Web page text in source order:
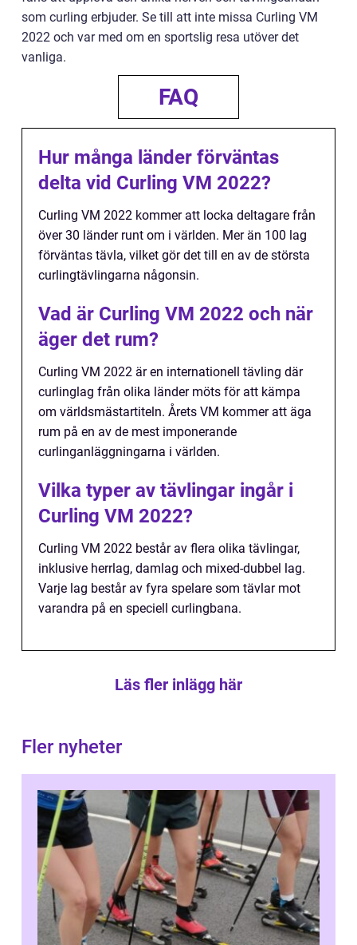
som curling erbjuder. Se till att inte missa Curling VM
2022 och var med om en sportslig resa utöver det
vanliga.
FAQ
Hur många länder förväntas
delta vid Curling VM 2022?
Curling VM 2022 kommer att locka deltagare från
över 30 länder runt om i världen. Mer än 100 lag
förväntas tävla, vilket gör det till en av de största
curlingtävlingarna någonsin.
Vad är Curling VM 2022 och när
äger det rum?
Curling VM 2022 är en internationell tävling där
curlinglag från olika länder möts för att kämpa
om världsmästartiteln. Årets VM kommer att äga
rum på en av de mest imponerande
curlinganläggningarna i världen.
Vilka typer av tävlingar ingår i
Curling VM 2022?
Curling VM 2022 består av flera olika tävlingar,
inklusive herrlag, damlag och mixed-dubbel lag.
Varje lag består av fyra spelare som tävlar mot
varandra på en speciell curlingbana.
Läs fler inlägg här
Fler nyheter